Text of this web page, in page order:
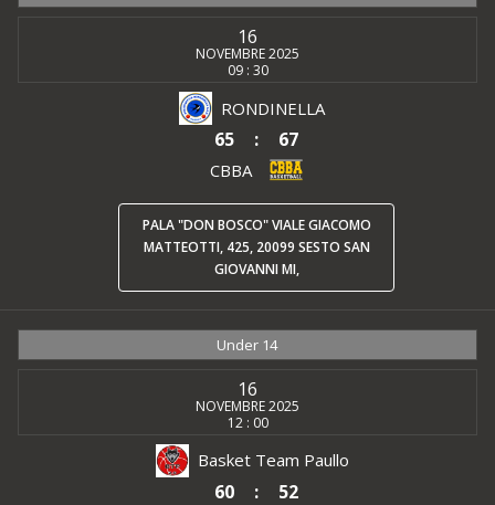
16
NOVEMBRE 2025
09 : 30
RONDINELLA
65 : 67
CBBA
PALA "DON BOSCO" VIALE GIACOMO
MATTEOTTI, 425, 20099 SESTO SAN
GIOVANNI MI,
Under 14
16
NOVEMBRE 2025
12 : 00
Basket Team Paullo
60 : 52